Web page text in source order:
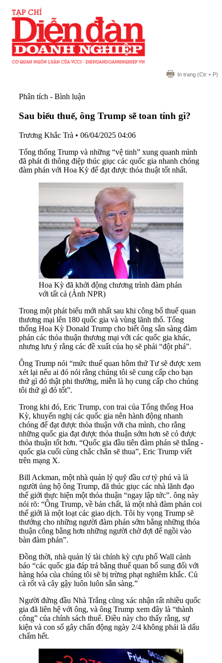
In trang (Ctr + P)
Phân tích - Bình luận
Sau biểu thuế, ông Trump sẽ toan tính gì?
Trương Khắc Trà • 06/04/2025 04:06
Tổng thống Trump và những “vệ tinh” xung quanh mình
đã phát đi thông điệp thúc giục các quốc gia nhanh chóng
đàm phán với Hoa Kỳ để đạt được thỏa thuật tốt nhất.
Hoa Kỳ đã khởi động chương trình đàm phán
với tất cả (Ảnh NPR)
Trong một phát biểu mới nhất sau khi công bố thuế quan
thương mại lên 180 quốc gia và vùng lãnh thổ. Tổng
thống Hoa Kỳ Donald Trump cho biết ông sẵn sàng đàm
phán các thỏa thuận thương mại với các quốc gia khác,
nhưng lưu ý rằng các đề xuất của họ sẽ phải “đột phá”.
Ông Trump nói “mức thuế quan hôm thứ Tư sẽ được xem
xét lại nếu ai đó nói rằng chúng tôi sẽ cung cấp cho bạn
thứ gì đó thật phi thường, miễn là họ cung cấp cho chúng
tôi thứ gì đó tốt”.
Trong khi đó, Eric Trump, con trai của Tổng thống Hoa
Kỳ, khuyến nghị các quốc gia nên hành động nhanh
chóng để đạt được thỏa thuận với cha mình, cho rằng
những quốc gia đạt được thỏa thuận sớm hơn sẽ có được
thỏa thuận tốt hơn. “Quốc gia đầu tiên đàm phán sẽ thắng -
quốc gia cuối cùng chắc chắn sẽ thua”, Eric Trump viết
trên mạng X.
Bill Ackman, một nhà quản lý quỹ đầu cơ tỷ phú và là
người ủng hộ ông Trump, đã thúc giục các nhà lãnh đạo
thế giới thực hiện một thỏa thuận “ngay lập tức”. ông này
nói rõ: “Ông Trump, về bản chất, là một nhà đàm phán coi
thế giới là một loạt các giao dịch. Tôi hy vọng Trump sẽ
thưởng cho những người đàm phán sớm bằng những thỏa
thuận công bằng hơn những người chờ đợi để ngồi vào
bàn đàm phán”.
Đồng thời, nhà quản lý tài chính kỳ cựu phố Wall cảnh
báo “các quốc gia đáp trả bằng thuế quan bổ sung đối với
hàng hóa của chúng tôi sẽ bị trừng phạt nghiêm khắc. Củ
cà rốt và cây gậy luôn luôn sẵn sàng.”
Người đứng đầu Nhà Trắng cũng xác nhận rất nhiều quốc
gia đã liên hệ với ông, và ông Trump xem đây là “thành
công” của chính sách thuế. Điều này cho thấy rằng, sự
kiện và con số gây chấn động ngày 2/4 không phải là dấu
chấm hết.